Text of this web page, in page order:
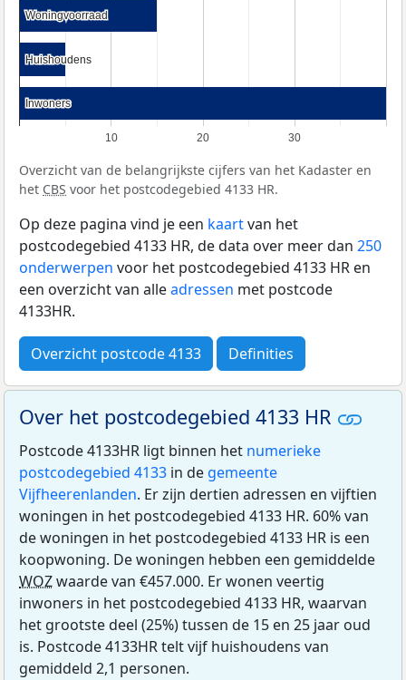
10 20 30
Woningvoorraad
Woningvoorraad
Huishoudens
Huishoudens
Inwoners
Inwoners
Overzicht van de belangrijkste cijfers van het Kadaster en
het CBS voor het postcodegebied 4133 HR.
Op deze pagina vind je een kaartvan het
postcodegebied 4133 HR, de data over meer dan 250
onderwerpen voor het postcodegebied 4133 HR en
een overzicht van alleadressen met postcode
4133HR.
Overzicht postcode 4133 Definities
Over het postcodegebied 4133 HR
Postcode 4133HR ligt binnen het numerieke
postcodegebied 4133 in de gemeente
Vijfheerenlanden. Er zijn dertien adressen en vijftien
woningen in het postcodegebied 4133 HR. 60% van
de woningen in het postcodegebied 4133 HR is een
koopwoning. De woningen hebben een gemiddelde
WOZwaarde van €457.000. Er wonen veertig
inwoners in het postcodegebied 4133 HR, waarvan
het grootste deel (25%) tussen de 15 en 25 jaar oud
is. Postcode 4133HR telt vijf huishoudens van
gemiddeld 2,1 personen.